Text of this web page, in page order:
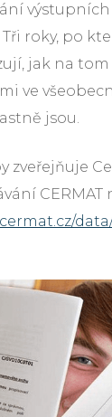
roky, po
jak na
ve
jsou.
zveřejňuje
CERMAT